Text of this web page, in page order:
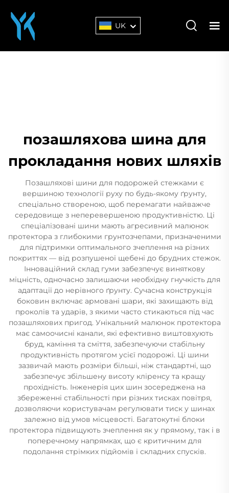
UK
позашляхова шина для
прокладання нових шляхів
Позашляхові шини для подорожей стежками є
вершиною технології руху по будь-якому ґрунту,
спеціально створеною, щоб перемагати найважче
середовище з неперевершеною продуктивністю. Ці
спеціалізовані шини мають агресивний малюнок
протектора з глибокими грунтозчепами, призначеними
для підтримки оптимального зчеплення на різних
покриттях — від розпушеної щебені до брудних стежок.
Інноваційний склад гуми забезпечує виняткову
міцність, одночасно залишаючи необхідну гнучкість для
адаптації до нерівного ґрунту. Сучасна конструкція
боковин включає армовані шари, які захищають від
проколів та ударів, з якими часто стикаються під час
позашляхових пригод. Унікальний малюнок протектора
має самоочисні канали, які ефективно виштовхують
бруд, каміння та сміття, забезпечуючи стабільну
продуктивність протягом усієї подорожі. Ці шини
зазвичай мають розміри більші, ніж стандартні, що
забезпечує збільшену висоту кліренсу та кращу
прохідність. Інженерія цих шин зосереджена на
збереженні стабільності при різних тисках повітря,
дозволяючи користувачам регулювати тиск у шинах
залежно від умов місцевості. Багатокутні блоки
протектора підвищують зчеплення як у прямому, так і в
поперечному напрямках, що є критичним для
подолання стрімких підйомів і складних спусків.